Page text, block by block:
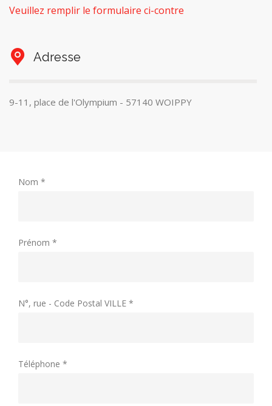
Veuillez remplir le formulaire ci-contre
Adresse
9-11, place de l'Olympium - 57140 WOIPPY
Nom *
Prénom *
N°, rue - Code Postal VILLE *
Téléphone *